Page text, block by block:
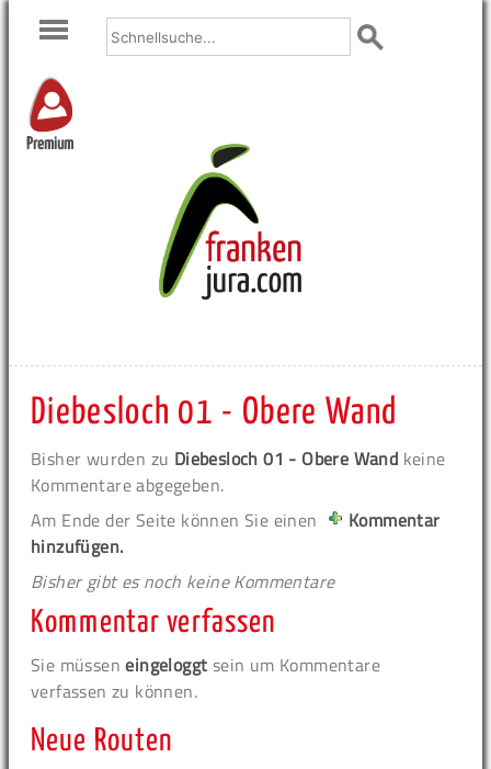
Premium
Diebesloch 01 - Obere Wand
Bisher wurden zu Diebesloch 01 - Obere Wand keine
Kommentare abgegeben.
Am Ende der Seite können Sie einen
Kommentar
hinzufügen.
Bisher gibt es noch keine Kommentare
Kommentar verfassen
Sie müsseneingeloggt sein um Kommentare
verfassen zu können.
Neue Routen